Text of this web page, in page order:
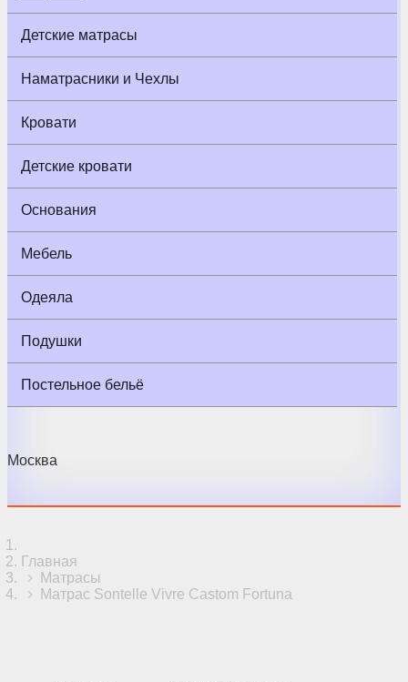
Детские матрасы
Наматрасники и Чехлы
Кровати
Детские кровати
Основания
Мебель
Одеяла
Подушки
Постельное бельё
Москва
Главная
Матрасы
Матрас Sontelle Vivre Castom Fortuna